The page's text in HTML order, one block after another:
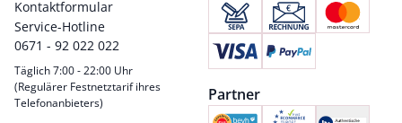
Kontaktformular
Service-Hotline
0671 - 92 022 022
Täglich 7:00 - 22:00 Uhr
(Regulärer Festnetztarif ihres
Telefonanbieters)
Partner